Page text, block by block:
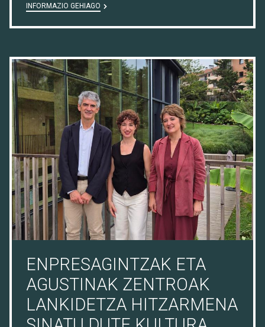
INFORMAZIO GEHIAGO
08/07/26
ENPRESAGINTZAK ETA
AGUSTINAK ZENTROAK
LANKIDETZA HITZARMENA